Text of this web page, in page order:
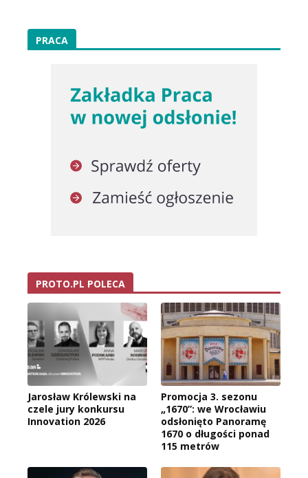
PRACA
PROTO.PL POLECA
Jarosław Królewski na
czele jury konkursu
Innovation 2026
Promocja 3. sezonu
„1670”: we Wrocławiu
odsłonięto Panoramę
1670 o długości ponad
115 metrów